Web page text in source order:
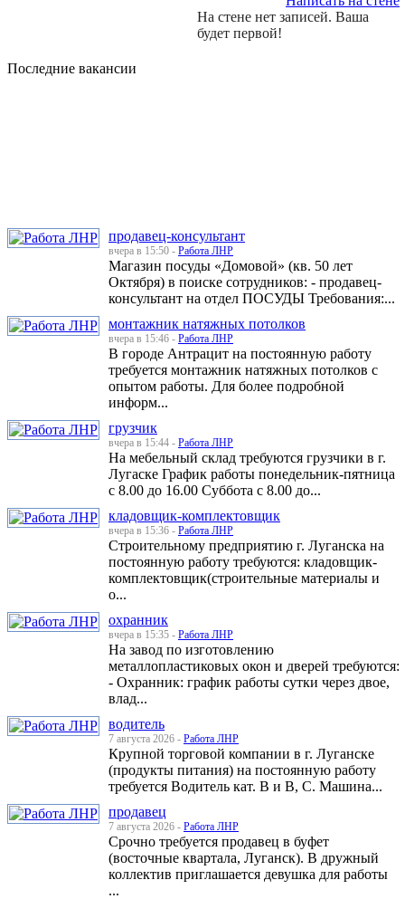
На стене нет записей. Ваша
будет первой!
Последние вакансии
продавец-консультант
вчера в 15:50 - Работа ЛНР
Магазин посуды «Домовой» (кв. 50 лет
Октября) в поиске сотрудников: - продавец-
консультант на отдел ПОСУДЫ Требования:...
монтажник натяжных потолков
вчера в 15:46 - Работа ЛНР
В городе Антрацит на постоянную работу
требуется монтажник натяжных потолков с
опытом работы. Для более подробной
информ...
грузчик
вчера в 15:44 - Работа ЛНР
На мебельный склад требуются грузчики в г.
Лугаске График работы понедельник-пятница
с 8.00 до 16.00 Суббота с 8.00 до...
кладовщик-комплектовщик
вчера в 15:36 - Работа ЛНР
Строительному предприятию г. Луганска на
постоянную работу требуются: кладовщик-
комплектовщик(строительные материалы и
о...
охранник
вчера в 15:35 - Работа ЛНР
На завод по изготовлению
металлопластиковых окон и дверей требуются:
- Охранник: график работы сутки через двое,
влад...
водитель
7 августа 2026 - Работа ЛНР
Крупной торговой компании в г. Луганске
(продукты питания) на постоянную работу
требуется Водитель кат. В и В, С. Машина...
продавец
7 августа 2026 - Работа ЛНР
Срочно требуется продавец в буфет
(восточные квартала, Луганск). В дружный
коллектив приглашается девушка для работы
...